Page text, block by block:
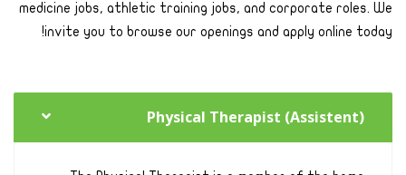
medicine jobs, athletic training jobs, and corporate roles. We
invite you to browse our openings and apply online today!
Physical Therapist (Assistent)